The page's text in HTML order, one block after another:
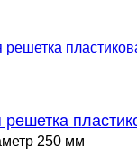
250 мм